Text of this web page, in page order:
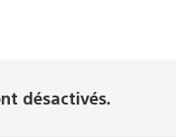
désactivés.